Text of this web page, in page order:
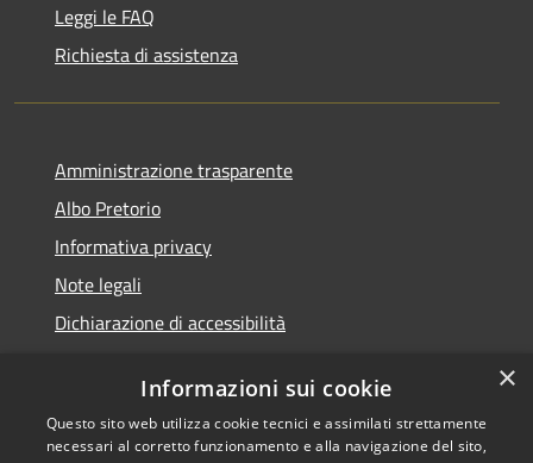
Leggi le FAQ
Richiesta di assistenza
Amministrazione trasparente
Albo Pretorio
Informativa privacy
Note legali
Dichiarazione di accessibilità
RSS
Copyright © 2026 • Comune di
×
Informazioni sui cookie
Questo sito web utilizza cookie tecnici e assimilati strettamente
necessari al corretto funzionamento e alla navigazione del sito,